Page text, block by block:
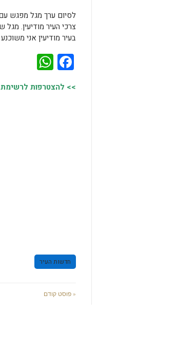
לסיום ערך מגל מפגש
צרכי העיר מודיעין.
בעיר מודיעין אני
Facebook
>> להצטרפות לרשימת
חדשות העיר
« פוסט קודם